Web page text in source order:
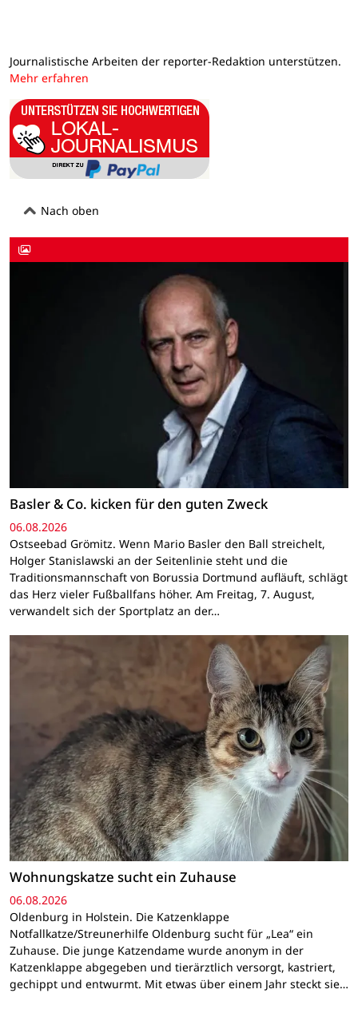
Journalistische Arbeiten der reporter-Redaktion unterstützen.
Mehr erfahren
Nach oben
Basler & Co. kicken für den guten Zweck
06.08.2026
Ostseebad Grömitz. Wenn Mario Basler den Ball streichelt,
Holger Stanislawski an der Seitenlinie steht und die
Traditionsmannschaft von Borussia Dortmund aufläuft, schlägt
das Herz vieler Fußballfans höher. Am Freitag, 7. August,
verwandelt sich der Sportplatz an der…
Wohnungskatze sucht ein Zuhause
06.08.2026
Oldenburg in Holstein. Die Katzenklappe
Notfallkatze/Streunerhilfe Oldenburg sucht für „Lea“ ein
Zuhause. Die junge Katzendame wurde anonym in der
Katzenklappe abgegeben und tierärztlich versorgt, kastriert,
gechippt und entwurmt. Mit etwas über einem Jahr steckt sie…